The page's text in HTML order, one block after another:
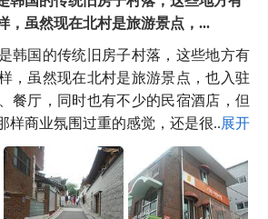
，虽然现在北村是旅游景点，...
韩国的传统旧房子村落，这些地方有
，虽然现在北村是旅游景点，也入驻
餐厅，同时也有不少的民宿酒店，但
样商业氛围过重的感觉，还是很...展开